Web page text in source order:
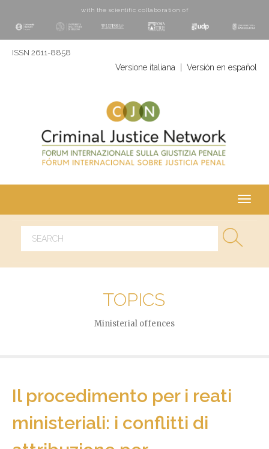
with the scientific collaboration of
ISSN 2611-8858
Versione italiana Versión en español
TOPICS
Ministerial offences
Il procedimento per i reati
ministeriali: i conflitti di